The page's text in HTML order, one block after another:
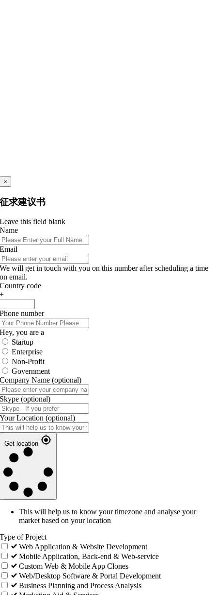
×
征求建议书
Leave this field blank
Name
Email
We will get in touch with you on this number after scheduling a time
on email.
Country code
+
Phone number
Hey, you are a
Startup
Enterprise
Non-Profit
Government
Company Name (optional)
Skype (optional)
Your Location (optional)
Get location
This will help us to know your timezone and analyse your
market based on your location
Type of Project
Web Application & Website Development
Mobile Application, Back-end & Web-service
Custom Web & Mobile App Clones
Web/Desktop Software & Portal Development
Business Planning and Process Analysis